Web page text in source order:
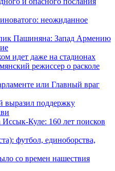
неожиданное
Пашиняна: Запад Армению
идет даже на стадионах
режиссер о расколе
или Главный враг
выразил поддержку
Куле: 160 лет поисков
футбол, единоборства,
со времен нашествия